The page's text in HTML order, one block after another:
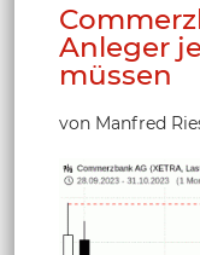
Anleger
müssen
von Manfred